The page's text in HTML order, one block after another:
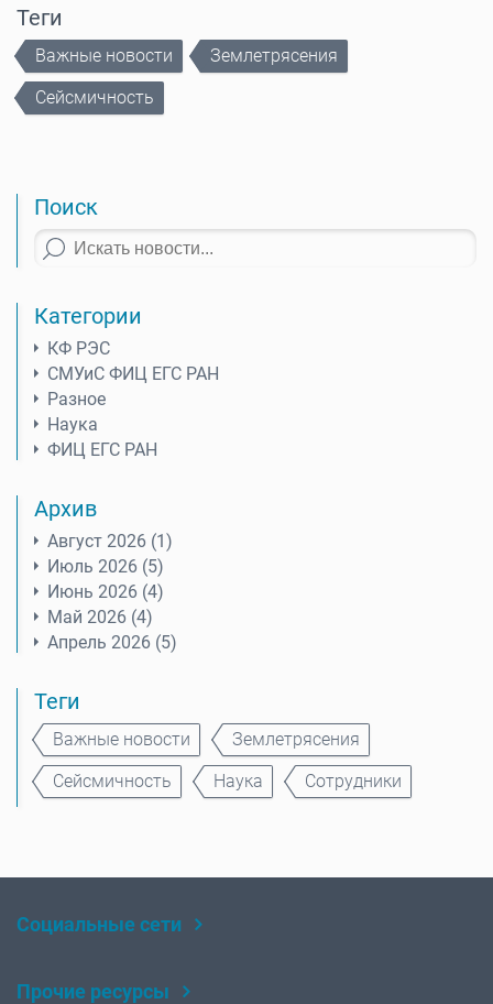
Теги
Важные новости
Землетрясения
Сейсмичность
Поиск
Категории
КФ РЭС
СМУиС ФИЦ ЕГС РАН
Разное
Наука
ФИЦ ЕГС РАН
Архив
Август 2026 (1)
Июль 2026 (5)
Июнь 2026 (4)
Май 2026 (4)
Апрель 2026 (5)
Теги
Важные новости
Землетрясения
Сейсмичность
Наука Сотрудники
Социальные сети
Прочие ресурсы